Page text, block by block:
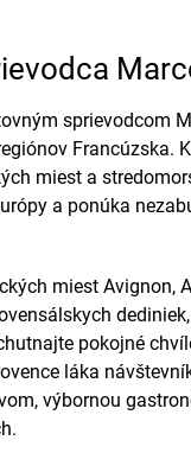
sprievodcom
Francúzska.
miest a
a ponúka
miest Avignon,
pokojné
láka
výbornou